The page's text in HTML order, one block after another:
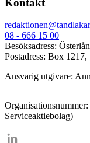
Kontakt
08 - 666 15 00
Besöksadress:
Postadress: Box
Ansvarig utgivare:
Serviceaktiebolag)